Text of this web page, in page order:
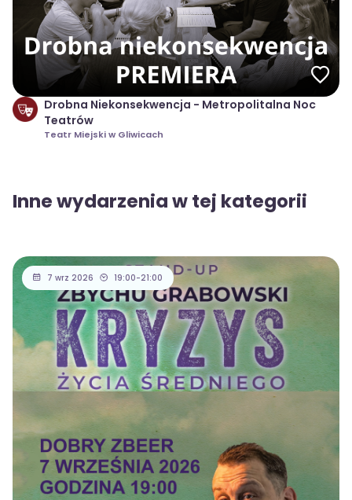
Drobna Niekonsekwencja - Metropolitalna Noc
Teatrów
Teatr Miejski w Gliwicach
Inne wydarzenia w tej kategorii
7 wrz 2026 19:00-21:00